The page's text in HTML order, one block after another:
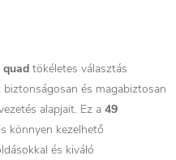
quad tökéletes választás
és magabiztosan
alapjait. Ez a 49
könnyen kezelhető
és kiváló